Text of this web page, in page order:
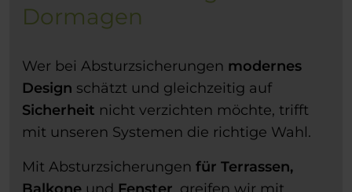
Dormagen
Wer bei Absturzsicherungen modernes
Design schätzt und gleichzeitig auf
Sicherheit nicht verzichten möchte, trifft
mit unseren Systemen die richtige Wahl.
Mit Absturzsicherungen für Terrassen,